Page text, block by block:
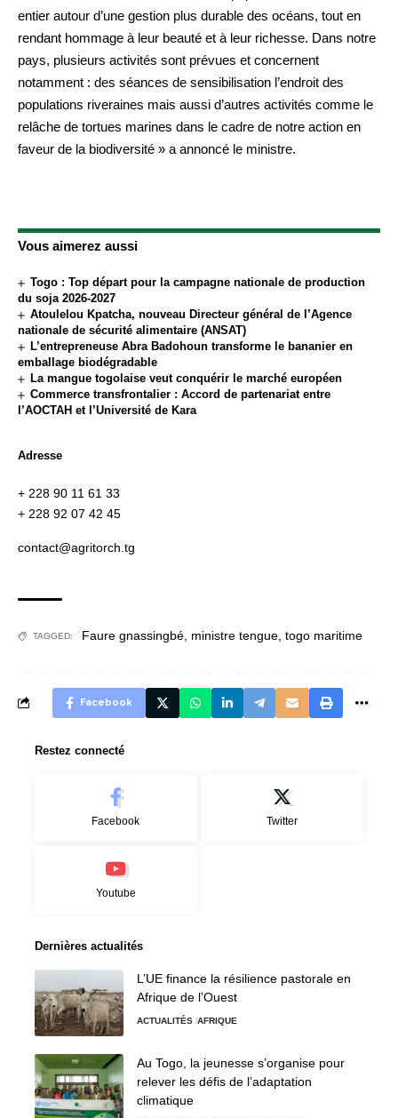
entier autour d’une gestion plus durable des océans, tout en
rendant hommage à leur beauté et à leur richesse. Dans notre
pays, plusieurs activités sont prévues et concernent
notamment : des séances de sensibilisation l’endroit des
populations riveraines mais aussi d’autres activités comme le
relâche de tortues marines dans le cadre de notre action en
faveur de la biodiversité » a annoncé le ministre.
Vous aimerez aussi
Togo : Top départ pour la campagne nationale de production
du soja 2026-2027
Atoulelou Kpatcha, nouveau Directeur général de l’Agence
nationale de sécurité alimentaire (ANSAT)
L’entrepreneuse Abra Badohoun transforme le bananier en
emballage biodégradable
La mangue togolaise veut conquérir le marché européen
Commerce transfrontalier : Accord de partenariat entre
l’AOCTAH et l’Université de Kara
Adresse
+ 228 90 11 61 33
+ 228 92 07 42 45
contact@agritorch.tg
TAGGED: Faure gnassingbé, ministre tengue, togo maritime
Facebook
Restez connecté
Facebook Twitter
Youtube
Dernières actualités
L’UE finance la résilience pastorale en
Afrique de l’Ouest
ACTUALITÉS AFRIQUE
Au Togo, la jeunesse s’organise pour
relever les défis de l’adaptation
climatique